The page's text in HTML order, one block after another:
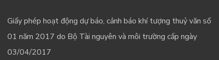
Giấy phép hoạt động dự báo, cảnh báo khí tượng thuỷ văn số
01 năm 2017 do Bộ Tài nguyên và môi trường cấp ngày
03/04/2017